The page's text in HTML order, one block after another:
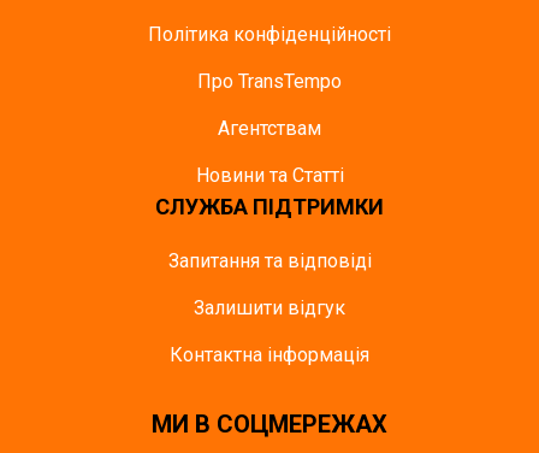
Політика конфіденційності
Про TransTempo
Агентствам
Новини та Статті
СЛУЖБА ПІДТРИМКИ
Запитання та відповіді
Залишити відгук
Контактна інформація
МИ В СОЦМЕРЕЖАХ